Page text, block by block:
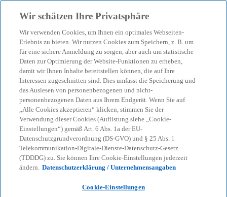
menu search
Wir schätzen Ihre Privatsphäre
Wir verwenden Cookies, um Ihnen ein optimales Webseiten-
Erlebnis zu bieten. Wir nutzen Cookies zum Speichern, z. B. um
für eine sichere Anmeldung zu sorgen, aber auch um statistische
Daten zur Optimierung der Website-Funktionen zu erheben,
damit wir Ihnen Inhalte bereitstellen können, die auf Ihre
Interessen zugeschnitten sind. Dies umfasst die Speicherung und
das Auslesen von personenbezogenen und nicht-
personenbezogenen Daten aus Ihrem Endgerät. Wenn Sie auf
„Alle Cookies akzeptieren“ klicken, stimmen Sie der
Verwendung dieser Cookies (Auflistung siehe „Cookie-
Einstellungen“) gemäß Art. 6 Abs. 1a der EU-
Datenschutzgrundverordnung (DS-GVO) und § 25 Abs. 1
Telekommunikation-Digitale-Dienste-Datenschutz-Gesetz
(TDDDG) zu. Sie können Ihre Cookie-Einstellungen jederzeit
ändern. Datenschutzerklärung / Unternehmensangaben
Cookie-Einstellungen